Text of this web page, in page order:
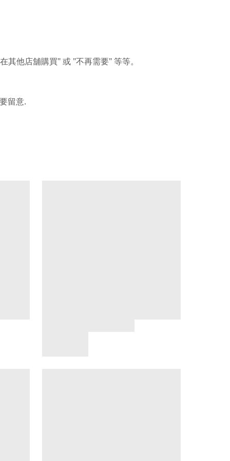
其他店舖購買" 或 "不再需要" 等等。
留意.